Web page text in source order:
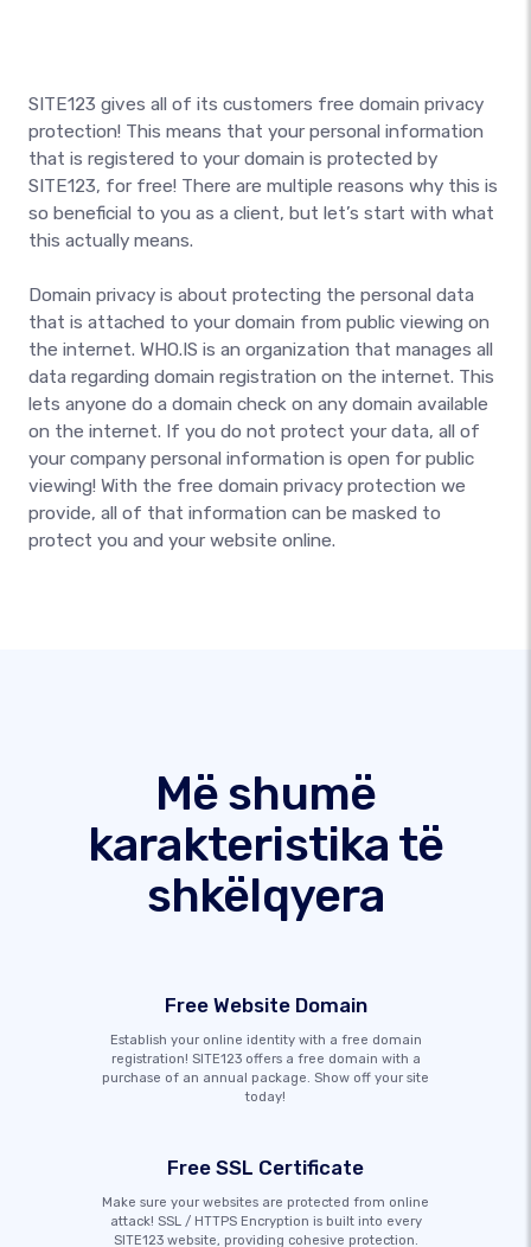
SITE123 gives all of its customers free domain privacy
protection! This means that your personal information
that is registered to your domain is protected by
SITE123, for free! There are multiple reasons why this is
so beneficial to you as a client, but let’s start with what
this actually means.
Domain privacy is about protecting the personal data
that is attached to your domain from public viewing on
the internet. WHO.IS is an organization that manages all
data regarding domain registration on the internet. This
lets anyone do a domain check on any domain available
on the internet. If you do not protect your data, all of
your company personal information is open for public
viewing! With the free domain privacy protection we
provide, all of that information can be masked to
protect you and your website online.
Më shumë
karakteristika të
shkëlqyera
Free Website Domain
Establish your online identity with a free domain
registration! SITE123 offers a free domain with a
purchase of an annual package. Show off your site
today!
Free SSL Certificate
Make sure your websites are protected from online
attack! SSL / HTTPS Encryption is built into every
SITE123 website, providing cohesive protection.